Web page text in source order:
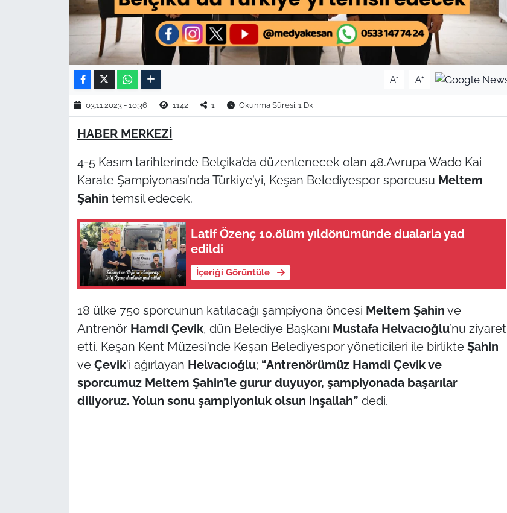
A- A+
03.11.2023 - 10:36 1142 1 Okunma Süresi: 1 Dk
HABER MERKEZİ
4-5 Kasım tarihlerinde Belçika’da düzenlenecek olan 48.Avrupa Wado Kai
Karate Şampiyonası’nda Türkiye’yi, Keşan Belediyespor sporcusu Meltem
Şahin temsil edecek.
Latif Özenç 10.ölüm yıldönümünde dualarla yad
edildi
İçeriği Görüntüle
18 ülke 750 sporcunun katılacağı şampiyona öncesi Meltem Şahin ve
Antrenör Hamdi Çevik, dün Belediye Başkanı Mustafa Helvacıoğlu’nu ziyaret
etti. Keşan Kent Müzesi’nde Keşan Belediyespor yöneticileri ile birlikte Şahin
ve Çevik’i ağırlayan Helvacıoğlu; “Antrenörümüz Hamdi Çevik ve
sporcumuz Meltem Şahin’le gurur duyuyor, şampiyonada başarılar
diliyoruz. Yolun sonu şampiyonluk olsun inşallah” dedi.
EDİRNE
TEKİRDAĞ
KIRKLARELİ
ÇANAKKALE
Flaş Haber
Dış Haberler
İş Dünyası